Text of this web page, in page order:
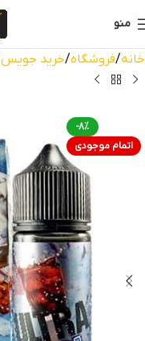
منو
خانه فروشگاه خرید جویس
-8%
اتمام موجودی